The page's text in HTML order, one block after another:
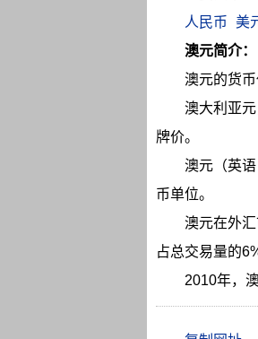
人民币
美
澳元简介：
澳元的货
澳大利亚
牌价。
澳元（英
币单位。
澳元在外
占总交易量的
2010年，